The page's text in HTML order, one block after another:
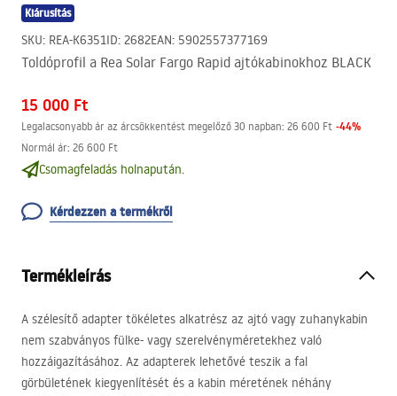
Kiárusítás
SKU: REA-K6351ID: 2682EAN: 5902557377169
Toldóprofil a Rea Solar Fargo Rapid ajtókabinokhoz BLACK
15 000 Ft
Legalacsonyabb ár az árcsökkentést megelőző 30 napban: 26 600 Ft -44%
Normál ár: 26 600 Ft
Csomagfeladás holnapután.
Kérdezzen a termékről
Termékleírás
A szélesítő adapter tökéletes alkatrész az ajtó vagy zuhanykabin
nem szabványos fülke- vagy szerelvényméretekhez való
hozzáigazításához. Az adapterek lehetővé teszik a fal
görbületének kiegyenlítését és a kabin méretének néhány